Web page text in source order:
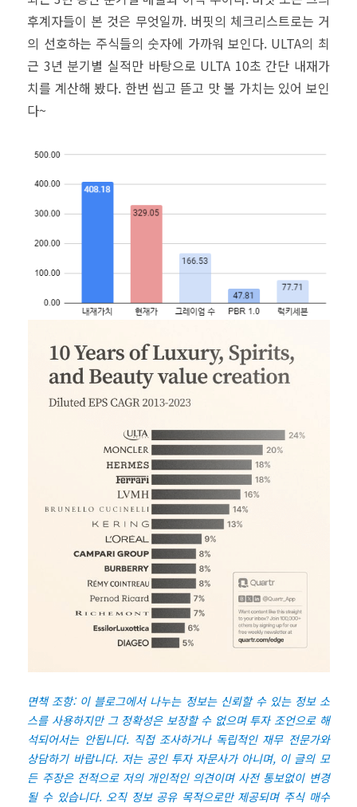
후계자들이 본 것은 무엇일까. 버핏의 체크리스트로는 거
의 선호하는 주식들의 숫자에 가까워 보인다. ULTA의 최
근 3년 분기별 실적만 바탕으로 ULTA 10초 간단 내재가
치를 계산해 봤다. 한번 씹고 뜯고 맛 볼 가치는 있어 보인
다~
면책 조항: 이 블로그에서 나누는 정보는 신뢰할 수 있는 정보 소
스를 사용하지만 그 정확성은 보장할 수 없으며 투자 조언으로 해
석되어서는 안됩니다. 직접 조사하거나 독립적인 재무 전문가와
상담하기 바랍니다. 저는 공인 투자 자문사가 아니며, 이 글의 모
든 주장은 전적으로 저의 개인적인 의견이며 사전 통보없이 변경
될 수 있습니다. 오직 정보 공유 목적으로만 제공되며 주식 매수